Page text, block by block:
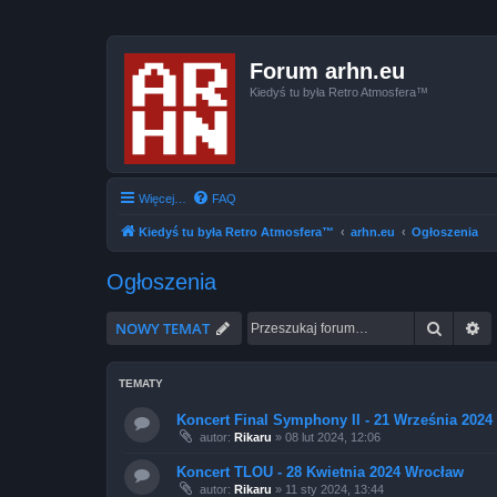
Forum arhn.eu
Kiedyś tu była Retro Atmosfera™
Więcej… FAQ
Kiedyś tu była Retro Atmosfera™ arhn.eu Ogłoszenia
Ogłoszenia
NOWY TEMAT Szukaj
TEMATY
Koncert Final Symphony II - 21 Września 2024
autor: Rikaru » 08 lut 2024, 12:06
Koncert TLOU - 28 Kwietnia 2024 Wrocław
autor: Rikaru » 11 sty 2024, 13:44